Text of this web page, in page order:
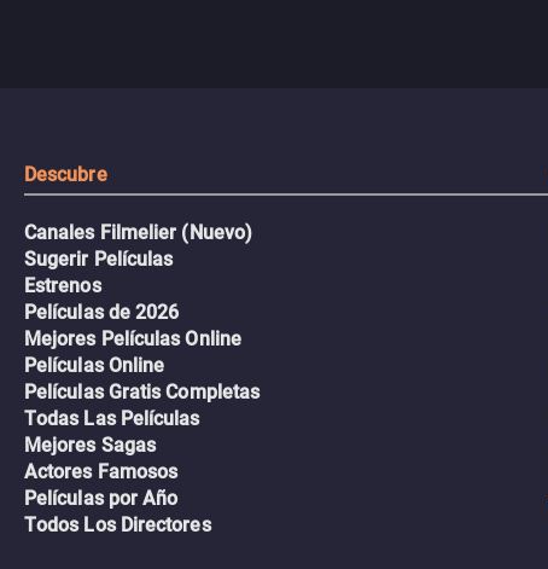
Descubre
Canales Filmelier (Nuevo)
Sugerir Películas
Estrenos
Películas de 2026
Mejores Películas Online
Películas Online
Películas Gratis Completas
Todas Las Películas
Mejores Sagas
Actores Famosos
Películas por Año
Todos Los Directores